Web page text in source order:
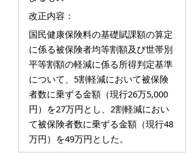
改正内容：
国民健康保険料の基礎賦課額の算定
に係る被保険者均等割額及び世帯別
平等割額の軽減に係る所得判定基準
について、5割軽減において被保険
者数に乗ずる金額（現行26万5,000
円）を27万円とし、2割軽減におい
て被保険者数に乗ずる金額（現行48
万円）を49万円とした。